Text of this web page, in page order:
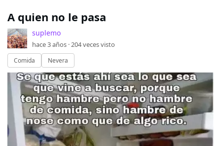
A quien no le pasa
suplemo
hace 3 años ·204veces visto
Comida Nevera